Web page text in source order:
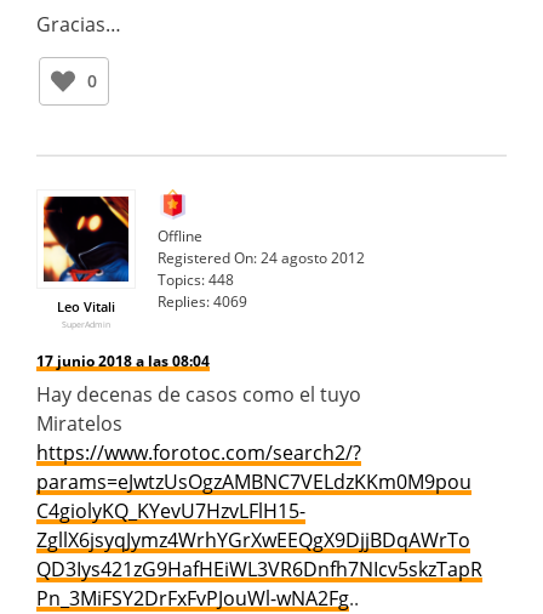
Gracias…
0
Leo Vitali
SuperAdmin
Offline
Registered On:24 agosto 2012
Topics:448
Replies:4069
17 junio 2018 a las 08:04
Hay decenas de casos como el tuyo
Miratelos
https://www.forotoc.com/search2/?
params=eJwtzUsOgzAMBNC7VELdzKKm0M9pou
C4giolyKQ_KYevU7HzvLFlH15-
ZgllX6jsyqJymz4WrhYGrXwEEQgX9DjjBDqAWrTo
QD3Iys421zG9HafHEiWL3VR6Dnfh7NIcv5skzTapR
Pn_3MiFSY2DrFxFvPJouWl-wNA2Fg..